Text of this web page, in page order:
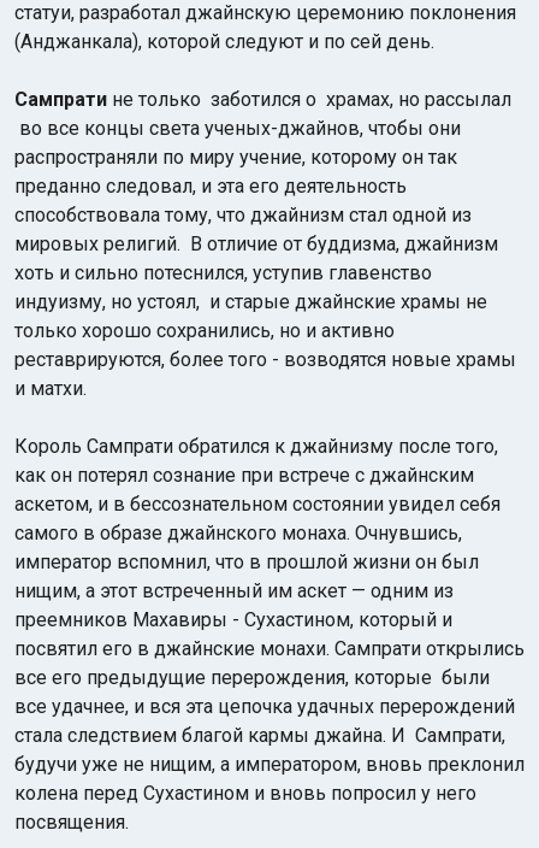
статуи, разработал джайнскую церемонию поклонения
(Анджанкала), которой следуют и по сей день.
Сампрати не только заботился о храмах, но рассылал
во все концы света ученых-джайнов, чтобы они
распространяли по миру учение, которому он так
преданно следовал, и эта его деятельность
способствовала тому, что джайнизм стал одной из
мировых религий. В отличие от буддизма, джайнизм
хоть и сильно потеснился, уступив главенство
индуизму, но устоял, и старые джайнские храмы не
только хорошо сохранились, но и активно
реставрируются, более того - возводятся новые храмы
и матхи.
Король Сампрати обратился к джайнизму после того,
как он потерял сознание при встрече с джайнским
аскетом, и в бессознательном состоянии увидел себя
самого в образе джайнского монаха. Очнувшись,
император вспомнил, что в прошлой жизни он был
нищим, а этот встреченный им аскет — одним из
преемников Махавиры - Сухастином, который и
посвятил его в джайнские монахи. Сампрати открылись
все его предыдущие перерождения, которые были
все удачнее, и вся эта цепочка удачных перерождений
стала следствием благой кармы джайна. И Сампрати,
будучи уже не нищим, а императором, вновь преклонил
колена перед Сухастином и вновь попросил у него
посвящения.